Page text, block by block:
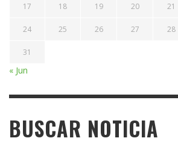
17 18 19 20 21
24 25 26 27 28
31
« Jun
BUSCAR NOTICIA